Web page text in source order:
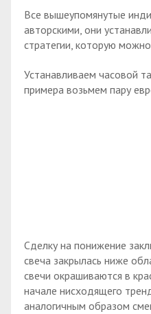
Все вышеупомянутые
авторскими, они
стратегии, которую
Устанавливаем часовой
примера возьмем пару
Сделку на понижение
свеча закрылась ниже
свечи окрашиваются в
начале нисходящего
аналогичным образом